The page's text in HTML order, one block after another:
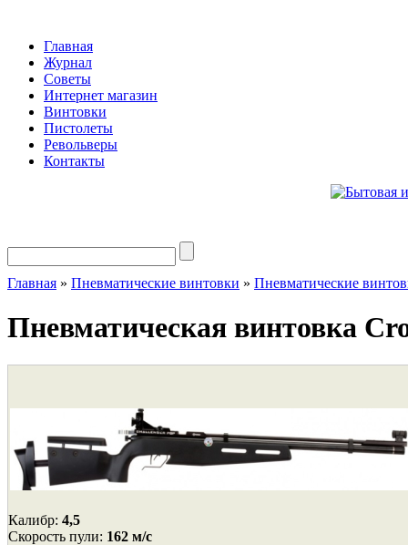
Главная
Журнал
Советы
Интернет магазин
Винтовки
Пистолеты
Револьверы
Контакты
Главная » Пневматические винтовки » Пневматические
Пневматическая винтовка
Калибр: 4,5
Cкорость пули: 162 м/с